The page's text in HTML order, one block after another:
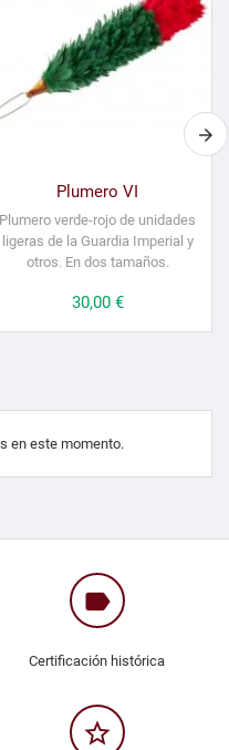
Plumero VI
Plumero verde-rojo de unidades
ligeras de la Guardia Imperial y
otros. En dos tamaños.
Precio
30,00 €
en este momento.
label
Certificación histórica
star_border